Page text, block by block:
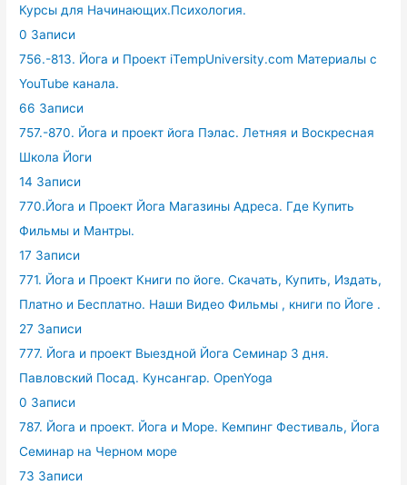
Курсы для Начинающих.Психология.
0 Записи
756.-813. Йога и Проект iTempUniversity.com Материалы с
YouTube канала.
66 Записи
757.-870. Йога и проект йога Пэлас. Летняя и Воскресная
Школа Йоги
14 Записи
770.Йога и Проект Йога Магазины Адреса. Где Купить
Фильмы и Мантры.
17 Записи
771. Йога и Проект Книги по йоге. Скачать, Купить, Издать,
Платно и Бесплатно. Наши Видео Фильмы , книги по Йоге .
27 Записи
777. Йога и проект Выездной Йога Семинар 3 дня.
Павловский Посад. Кунсангар. OpenYoga
0 Записи
787. Йога и проект. Йога и Море. Кемпинг Фестиваль, Йога
Семинар на Черном море
73 Записи